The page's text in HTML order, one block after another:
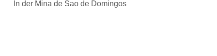
In der Mina de Sao de Domingos